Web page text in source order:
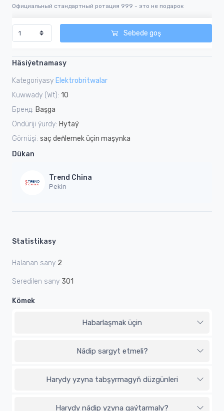
Официальный стандартный ротация 999 - это не подарок
Sebede goş
Häsiýetnamasy
Kategoriyasy Elektrobritwalar
Kuwwady (Wt): 10
Бренд: Başga
Öndüriji ýurdy: Hytaý
Görnüşi: saç deňlemek üçin maşynka
Dükan
Trend China
Pekin
Statistikasy
Halanan sany 2
Seredilen sany 301
Kömek
Habarlaşmak üçin
Nädip sargyt etmeli?
Harydy yzyna tabşyrmagyň düzgünleri
Harydy nädip yzyna gaýtarmaly?